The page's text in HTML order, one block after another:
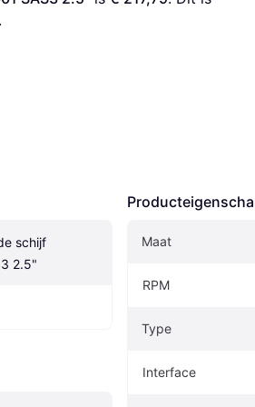
schijf
2.5"
Maat
RPM
Type
Interface